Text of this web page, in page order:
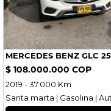
$ 108.000.000 COP
2019 - 37.000 Km